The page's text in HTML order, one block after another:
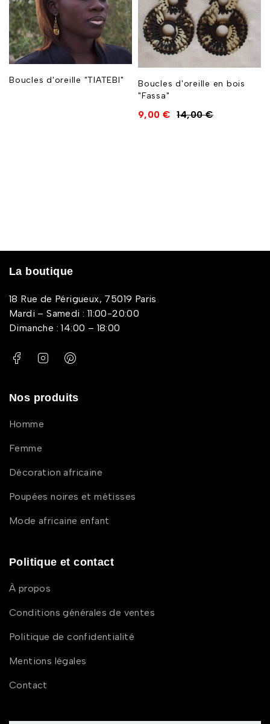
Boucles d'oreille "TIATEBI"
Boucles d'oreille en bois
"Fassa"
14,00€
9,00 €
La boutique
18 Rue de Périgueux, 75019 Paris
Mardi – Samedi : 11:00-20:00
Dimanche : 14:00 – 18:00
Nos produits
Homme
Femme
Décoration africaine
Poupées noires et métisses
Mode africaine enfant
Politique et contact
À propos
Conditions générales de ventes
Politique de confidentialité
Mentions légales
Contact